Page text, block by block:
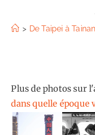
> De Taipei à
Plus de photos sur
dans quelle époque